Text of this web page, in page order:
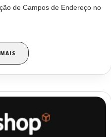
de Campos de Endereço no